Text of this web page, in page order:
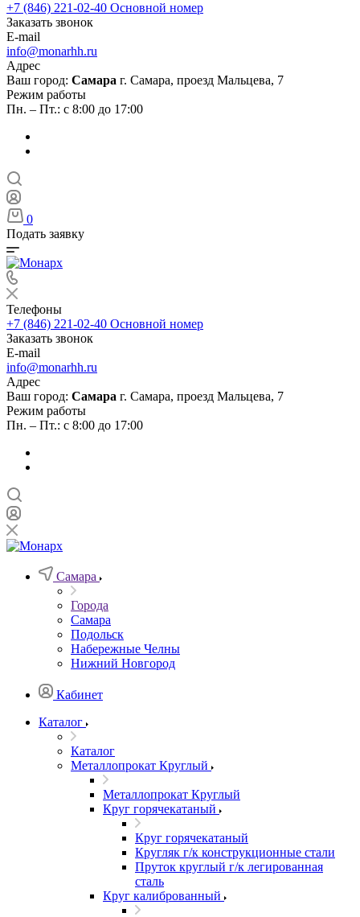
+7 (846) 221-02-40 Основной номер
Заказать звонок
E-mail
info@monarhh.ru
Адрес
Ваш город: Самара г. Самара, проезд Мальцева, 7
Режим работы
Пн. – Пт.: с 8:00 до 17:00
0
Подать заявку
Телефоны
+7 (846) 221-02-40 Основной номер
Заказать звонок
E-mail
info@monarhh.ru
Адрес
Ваш город: Самара г. Самара, проезд Мальцева, 7
Режим работы
Пн. – Пт.: с 8:00 до 17:00
Самара
Города
Самара
Подольск
Набережные Челны
Нижний Новгород
Кабинет
Каталог
Каталог
Металлопрокат Круглый
Металлопрокат Круглый
Круг горячекатаный
Круг горячекатаный
Кругляк г/к конструкционные стали
Пруток круглый г/к легированная
сталь
Круг калиброванный